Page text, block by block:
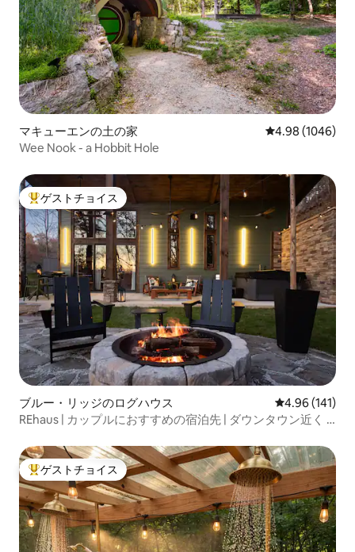
マキューエンの土の家 レビュー1046
4.98 (1046)
Wee Nook - a Hobbit Hole
大好評のゲストチョイスです。
ゲストチョイス
ブルー・リッジのログハウス レビュー141
4.96 (141)
REhaus | カップルにおすすめの宿泊先 | ダウンタウン近く |
大好評のゲストチョイスです。
ゲストチョイス